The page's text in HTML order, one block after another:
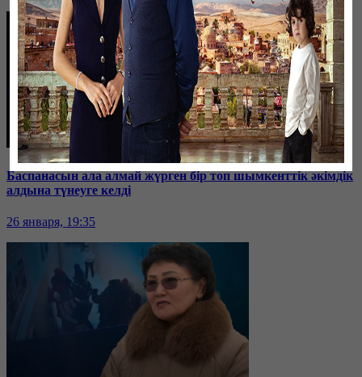
Баспанасын ала алмай жүрген бір топ шымкенттік әкімдік
алдына түнеуге келді
26 января, 19:35